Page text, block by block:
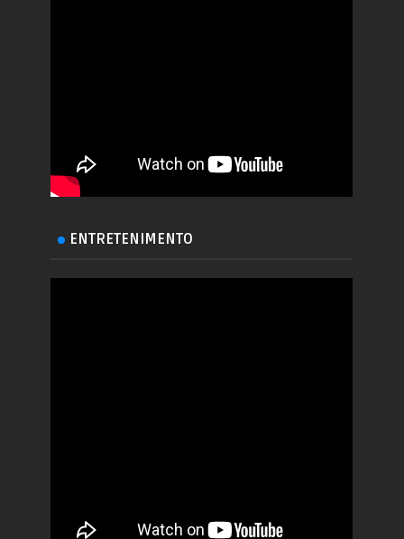
ENTRETENIMENTO